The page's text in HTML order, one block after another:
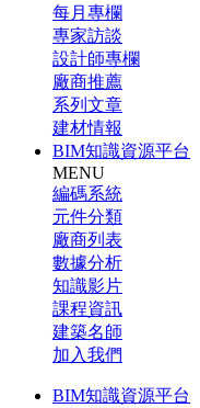
每月專欄
專家訪談
設計師專欄
廠商推薦
系列文章
建材情報
BIM知識資源平台
MENU
編碼系統
元件分類
廠商列表
數據分析
知識影片
課程資訊
建築名師
加入我們
BIM知識資源平台